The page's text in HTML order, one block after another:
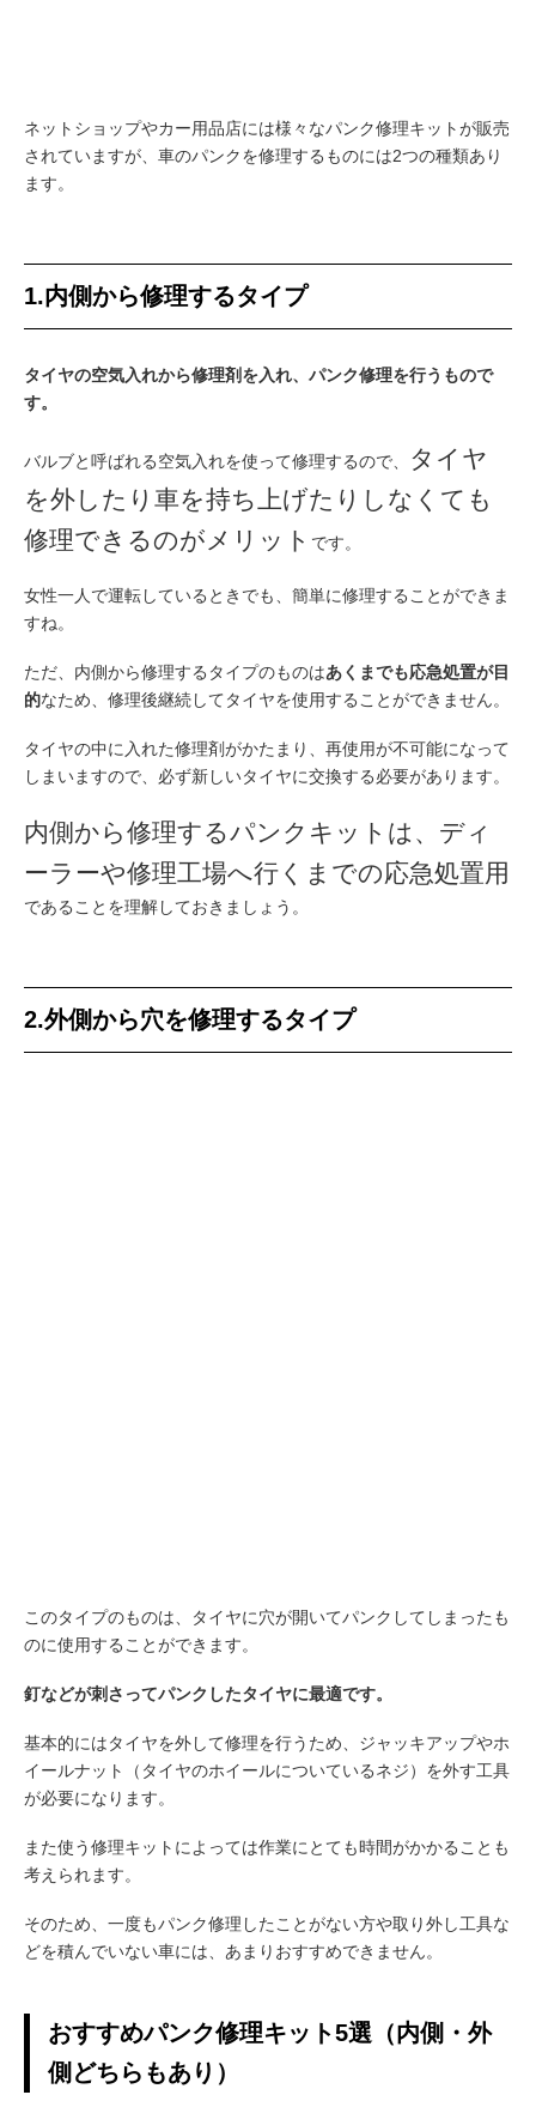
ネットショップやカー用品店には様々なパンク修理キットが販売
されていますが、車のパンクを修理するものには2つの種類あり
ます。
1.内側から修理するタイプ
タイヤの空気入れから修理剤を入れ、パンク修理を行うもので
す。
バルブと呼ばれる空気入れを使って修理するので、
タイヤ
を外したり車を持ち上げたりしなくても
修理できるのがメリット です。
女性一人で運転しているときでも、簡単に修理することができま
すね。
ただ、内側から修理するタイプのものはあくまでも応急処置が目
的なため、修理後継続してタイヤを使用することができません。
タイヤの中に入れた修理剤がかたまり、再使用が不可能になって
しまいますので、必ず新しいタイヤに交換する必要があります。
内側から修理するパンクキットは、ディ
ーラーや修理工場へ行くまでの応急処置用
であることを理解しておきましょう。
2.外側から穴を修理するタイプ
このタイプのものは、タイヤに穴が開いてパンクしてしまったも
のに使用することができます。
釘などが刺さってパンクしたタイヤに最適です。
基本的にはタイヤを外して修理を行うため、ジャッキアップやホ
イールナット（タイヤのホイールについているネジ）を外す工具
が必要になります。
また使う修理キットによっては作業にとても時間がかかることも
考えられます。
そのため、一度もパンク修理したことがない方や取り外し工具な
どを積んでいない車には、あまりおすすめできません。
おすすめパンク修理キット5選（内側・外
側どちらもあり）